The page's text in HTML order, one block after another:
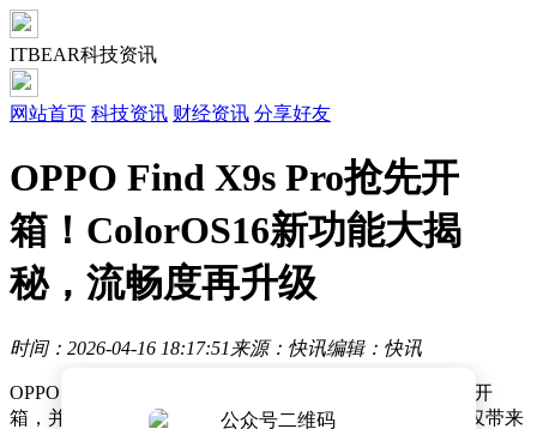
ITBEAR科技资讯
网站首页 科技资讯 财经资讯 分享好友
OPPO Find X9s Pro抢先开
箱！ColorOS16新功能大揭
秘，流畅度再升级
时间：2026-04-16 18:17:51 来源：快讯编辑：快讯
OPPO Find X9s Pro尚未正式发布，数码博主陈希已抢先开
箱，并深度体验了新一代ColorOS 16系统。此次升级不仅带来